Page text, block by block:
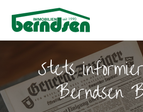
Stets
Berndsen